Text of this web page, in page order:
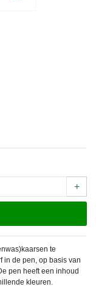
+
te
in de pen, op basis van
pen heeft een inhoud
kleuren.